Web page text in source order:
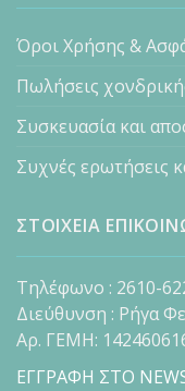
Όροι Χρήσης &
Πωλήσεις
Συσκευασία και
Συχνές ερωτήσεις
ΣΤΟΙΧΕΙΑ
Τηλέφωνο : 2610-
Διεύθυνση : Ρήγα
Αρ. ΓΕΜΗ:
ΕΓΓΡΑΦΗ ΣΤΟ